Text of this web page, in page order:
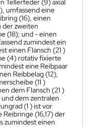
Tellerfeder (9) axial
umfassend eine
(16), einen
der zweiten
(18); und - einen
zumindest ein
einen Flansch (21 )
(4) rotativ fixierte
eine Reibpaar
Reibbelag (12),
(11 )
dem Flansch (21 )
dem zentralen
(1 ) ist vor
(16,17) der
zumindest einen